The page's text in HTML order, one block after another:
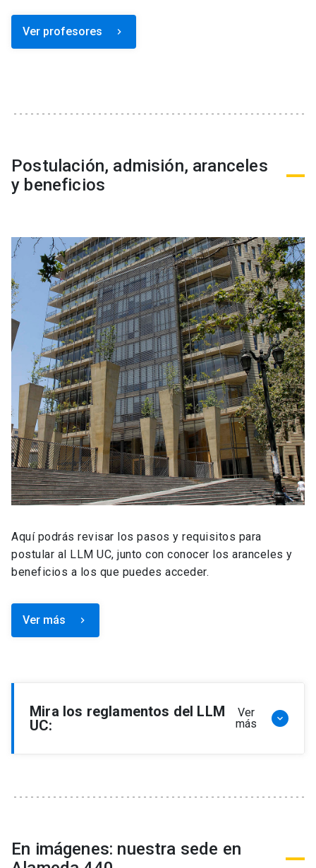
Ver profesores keyboard_arrow_right
Postulación, admisión, aranceles
y beneficios
Aquí podrás revisar los pasos y requisitos para
postular al LLM UC, junto con conocer los aranceles y
beneficios a los que puedes acceder.
Ver más keyboard_arrow_right
Mira los reglamentos del LLM
UC:
Ver
más
keyboard_arrow_down
Reglamento de Becas y Descuentos Programa
de Magíster en Derecho, LLM
En imágenes: nuestra sede en